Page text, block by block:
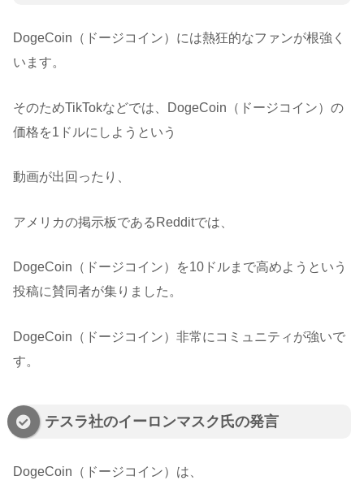
DogeCoin（ドージコイン）には熱狂的なファンが根強く
います。
そのためTikTokなどでは、DogeCoin（ドージコイン）の
価格を1ドルにしようという
動画が出回ったり、
アメリカの掲示板であるRedditでは、
DogeCoin（ドージコイン）を10ドルまで高めようという
投稿に賛同者が集りました。
DogeCoin（ドージコイン）非常にコミュニティが強いで
す。
テスラ社のイーロンマスク氏の発言
DogeCoin（ドージコイン）は、